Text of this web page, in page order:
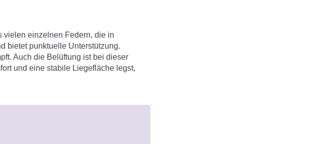
vielen einzelnen Federn, die in
bietet punktuelle Unterstützung.
Auch die Belüftung ist bei dieser
und eine stabile Liegefläche legst,